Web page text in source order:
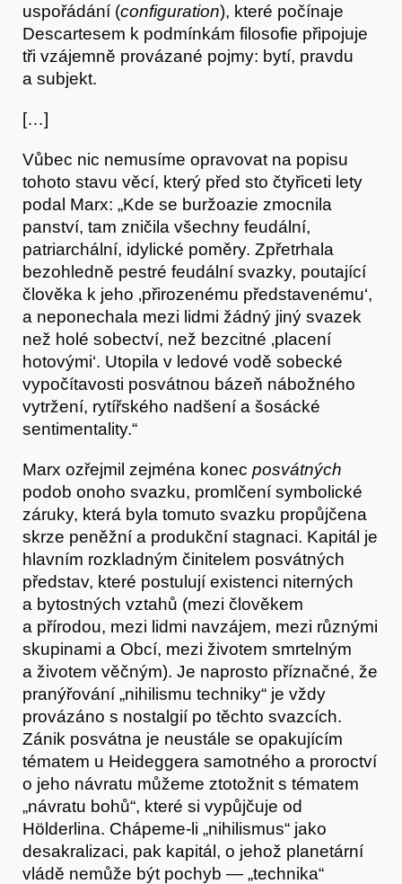
Akce
O nás
uspořádání (configuration), které počínaje
Descartesem k podmínkám filosofie připojuje
tři vzájemně provázané pojmy: bytí, pravdu
a subjekt.
[…]
Vůbec nic nemusíme opravovat na popisu
tohoto stavu věcí, který před sto čtyřiceti lety
podal Marx: „Kde se buržoazie zmocnila
panství, tam zničila všechny feudální,
patriarchální, idylické poměry. Zpřetrhala
bezohledně pestré feudální svazky, poutající
člověka k jeho ‚přirozenému představenému‘,
a neponechala mezi lidmi žádný jiný svazek
než holé sobectví, než bezcitné ‚placení
hotovými‘. Utopila v ledové vodě sobecké
vypočítavosti posvátnou bázeň nábožného
vytržení, rytířského nadšení a šosácké
sentimentality.“
Marx ozřejmil zejména konec posvátných
podob onoho svazku, promlčení symbolické
záruky, která byla tomuto svazku propůjčena
skrze peněžní a produkční stagnaci. Kapitál je
hlavním rozkladným činitelem posvátných
představ, které postulují existenci niterných
a bytostných vztahů (mezi člověkem
a přírodou, mezi lidmi navzájem, mezi různými
skupinami a Obcí, mezi životem smrtelným
a životem věčným). Je naprosto příznačné, že
pranýřování „nihilismu techniky“ je vždy
provázáno s nostalgií po těchto svazcích.
Zánik posvátna je neustále se opakujícím
tématem u Heideggera samotného a proroctví
o jeho návratu můžeme ztotožnit s tématem
„návratu bohů“, které si vypůjčuje od
Hölderlina. Chápeme-li „nihilismus“ jako
desakralizaci, pak kapitál, o jehož planetární
vládě nemůže být pochyb — „technika“